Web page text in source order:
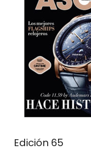
Edición 65